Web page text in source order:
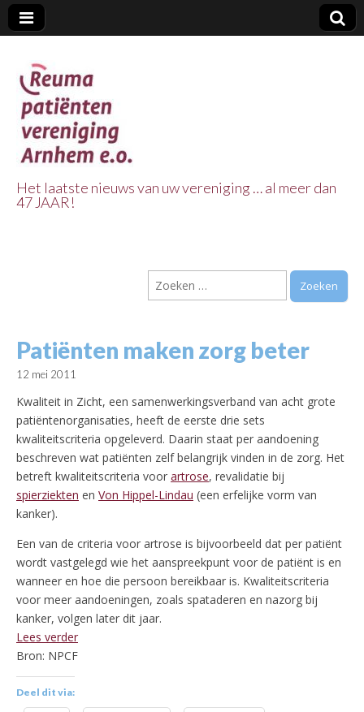
Vereniging
Arnhem e.o.
Het laatste nieuws van uw vereniging … al meer dan
47 JAAR!
Zoeken
naar:
Patiënten maken zorg beter
12 mei 2011
Kwaliteit in Zicht, een samenwerkingsverband van acht grote
patiëntenorganisaties, heeft de eerste drie sets
kwaliteitscriteria opgeleverd. Daarin staat per aandoening
beschreven wat patiënten zelf belangrijk vinden in de zorg. Het
betreft kwaliteitscriteria voor artrose, revalidatie bij
spierziekten en Von Hippel-Lindau (een erfelijke vorm van
kanker).
Een van de criteria voor artrose is bijvoorbeeld dat per patiënt
wordt vastgelegd wie het aanspreekpunt voor de patiënt is en
wanneer en hoe die persoon bereikbaar is. Kwaliteitscriteria
voor meer aandoeningen, zoals spataderen en nazorg bij
kanker, volgen later dit jaar.
Lees verder
Bron: NPCF
Deel dit via: